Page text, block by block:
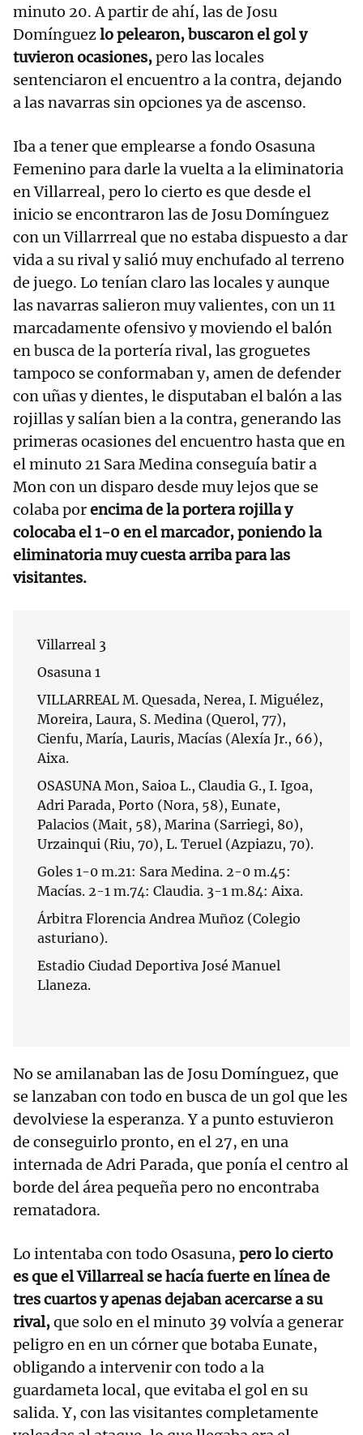
minuto 20. A partir de ahí, las de Josu
Domínguezlo pelearon, buscaron el gol y
tuvieron ocasiones,pero las locales
sentenciaron el encuentro a la contra, dejando
a las navarras sin opciones ya de ascenso.
Iba a tener que emplearse a fondo Osasuna
Femenino para darle la vuelta a la eliminatoria
en Villarreal, pero lo cierto es que desde el
inicio se encontraron las de Josu Domínguez
con un Villarrreal que no estaba dispuesto a dar
vida a su rival y salió muy enchufado al terreno
de juego. Lo tenían claro las locales y aunque
las navarras salieron muy valientes, con un 11
marcadamente ofensivo y moviendo el balón
en busca de la portería rival, las groguetes
tampoco se conformaban y, amen de defender
con uñas y dientes, le disputaban el balón a las
rojillas y salían bien a la contra, generando las
primeras ocasiones del encuentro hasta que en
el minuto 21 Sara Medina conseguía batir a
Mon con un disparo desde muy lejos que se
colaba porencima de la portera rojilla y
colocaba el 1-0 en el marcador, poniendo la
eliminatoria muy cuesta arriba para las
visitantes.
Villarreal 3
Osasuna 1
VILLARREAL M. Quesada, Nerea, I. Miguélez,
Moreira, Laura, S. Medina (Querol, 77),
Cienfu, María, Lauris, Macías (Alexía Jr., 66),
Aixa.
OSASUNA Mon, Saioa L., Claudia G., I. Igoa,
Adri Parada, Porto (Nora, 58), Eunate,
Palacios (Mait, 58), Marina (Sarriegi, 80),
Urzainqui (Riu, 70), L. Teruel (Azpiazu, 70).
Goles 1-0 m.21: Sara Medina. 2-0 m.45:
Macías. 2-1 m.74: Claudia. 3-1 m.84: Aixa.
Árbitra Florencia Andrea Muñoz (Colegio
asturiano).
Estadio Ciudad Deportiva José Manuel
Llaneza.
No se amilanaban las de Josu Domínguez, que
se lanzaban con todo en busca de un gol que les
devolviese la esperanza. Y a punto estuvieron
de conseguirlo pronto, en el 27, en una
internada de Adri Parada, que ponía el centro al
borde del área pequeña pero no encontraba
rematadora.
Lo intentaba con todo Osasuna, pero lo cierto
es que el Villarreal se hacía fuerte en línea de
tres cuartos y apenas dejaban acercarse a su
rival,que solo en el minuto 39 volvía a generar
peligro en en un córner que botaba Eunate,
obligando a intervenir con todo a la
guardameta local, que evitaba el gol en su
salida. Y, con las visitantes completamente